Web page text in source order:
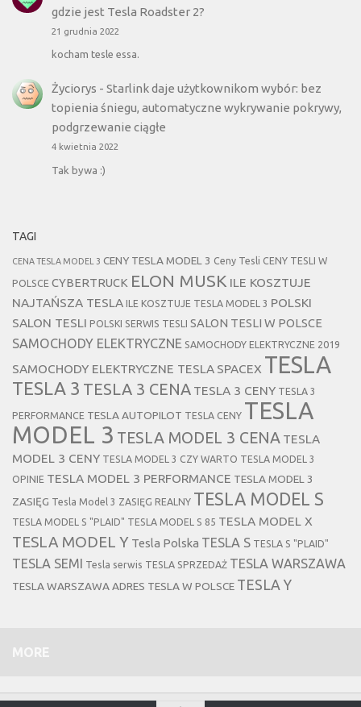
gdzie jest Tesla Roadster 2?
21 grudnia 2022
kocham tesle essa.
Życiorys - Starlink daje użytkownikom wybór: bez
topienia śniegu, automatyczne wykrywanie pokrywy,
podgrzewanie ciągłe
4 kwietnia 2022
Tak bywa :)
TAGI
CENA TESLA MODEL 3 CENY TESLA MODEL 3 Ceny Tesli CENY TESLI W
POLSCE CYBERTRUCK ELON MUSK ILE KOSZTUJE
NAJTAŃSZA TESLA ILE KOSZTUJE TESLA MODEL 3 POLSKI
SALON TESLI POLSKI SERWIS TESLI SALON TESLI W POLSCE
SAMOCHODY ELEKTRYCZNE SAMOCHODY ELEKTRYCZNE 2019
SAMOCHODY ELEKTRYCZNE TESLA SPACEX TESLA
TESLA 3 TESLA 3 CENA TESLA 3 CENY TESLA 3
PERFORMANCE TESLA AUTOPILOT TESLA CENY TESLA
MODEL 3 TESLA MODEL 3 CENA TESLA
MODEL 3 CENY TESLA MODEL 3 CZY WARTO TESLA MODEL 3
OPINIE TESLA MODEL 3 PERFORMANCE TESLA MODEL 3
ZASIĘG Tesla Model 3 ZASIĘG REALNY TESLA MODEL S
TESLA MODEL S "PLAID" TESLA MODEL S 85 TESLA MODEL X
TESLA MODEL Y Tesla Polska TESLA S TESLA S "PLAID"
TESLA SEMI Tesla serwis TESLA SPRZEDAŻ TESLA WARSZAWA
TESLA WARSZAWA ADRES TESLA W POLSCE TESLA Y
MORE